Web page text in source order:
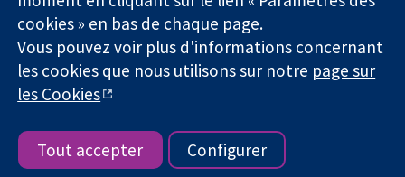
La Collaboration Cochrane est une association caritative (n°
1045921) et une société à responsabilité limitée par garantie (n°
03044323) enregistrée en Angleterre et au Pays de Galles. Numéro
de TVA : GB 718 2127 49.
Copyright © 2026 The Cochrane Collaboration
Conditions Générales|Mentions légales|Politique de
confidentialité|Politique d'usage des cookies
cookies
cookies » en bas de chaque page.
Vous pouvez voir plus d'informations concernant
les cookies que nous utilisons sur notre page sur
les Cookies
Tout accepter Configurer